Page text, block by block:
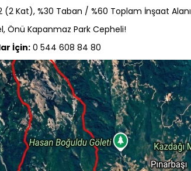
(2 Kat), %30 Taban / %60 Toplam İnşaat Alanı
Önü Kapanmaz Park Cepheli!
İçin: 0 544 608 84 80